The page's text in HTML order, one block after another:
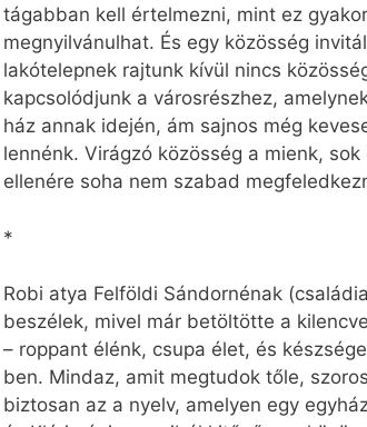
tágabban kell értelmezni, mint ez
megnyilvánulhat. És egy közösség
lakótelepnek rajtunk kívül nincs
kapcsolódjunk a városrészhez,
ház annak idején, ám sajnos még
lennénk. Virágzó közösség a mienk,
ellenére soha nem szabad
*
Robi atya Felföldi Sándornénak
beszélek, mivel már betöltötte a
– roppant élénk, csupa élet, és
ben. Mindaz, amit megtudok tőle,
biztosan az a nyelv, amelyen egy